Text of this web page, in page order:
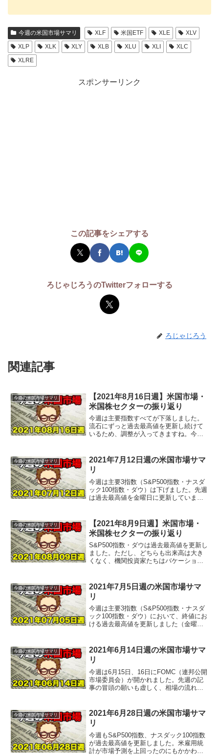
今週の米国市場サマリ XLF 米国ETF XLE
XLV
XLP
XLK XLY XLB XLU XLI
XLC
XLRE
スポンサーリンク
この記事をシェアする
ろじゃじろうのTwitterフォローする
ろじゃじろう
関連記事
今週の米国市場サマリ
【2021年8月16日週】米国市場・
米国株セクターの振り返り
今週は主要指数すべてが下落しました。
流石にずっと過去最高値を更新し続けて
いるため、調整が入ってきますね。今
大半の当局者が年内のテーパリング開始
を予想これを受けて水曜日、...
今週の米国市場サマリ
2021年7月12日週の米国市場サマ
リ
今週は主要3指数（S&P500指数・ナスダ
ック100指数・ダウ）は下げました。先週
は過去最高値を金曜日に更新していまし
の発表があり、市場予想を上回りまし
た。しかし、...
今週の米国市場サマリ
【2021年8月9日週】米国市場・
米国株セクターの振り返り
S&P500指数・ダウは過去最高値を更新し
ました。ただし、どちらも出来高は大き
くなく、機関投資家たちはバケーション
控えているということもあり、様子見な
のかもしれません。...
今週の米国市場サマリ
2021年7月5日週の米国市場サマ
リ
今週は主要3指数（S&P500指数・ナスダ
ック100指数・ダウ）において、終値にお
ける過去最高値を更新しました（金曜
週のように伸び続けています。6日に米供
給管理...
今週の米国市場サマリ
2021年6月14日週の米国市場サマ
リ
今週は6月15日、16日にFOMC（連邦公開
市場委員会）が開かれました。先週の記
事の冒頭の願いも虚しく、相場の流れは
グ（段階的縮小）に関する議論が始まり
つつあると明ら...
今週の米国市場サマリ
2021年6月28日週の米国市場サマ
リ
今週もS&P500指数、ナスダック100指数
が過去最高値を更新しました。米雇用統
計が市場予測を上回ったのにもかかわら